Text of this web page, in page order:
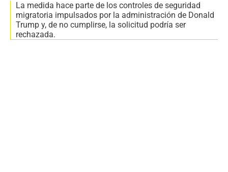
La medida hace parte de los controles de seguridad
migratoria impulsados por la administración de Donald
Trump y, de no cumplirse, la solicitud podría ser
rechazada.